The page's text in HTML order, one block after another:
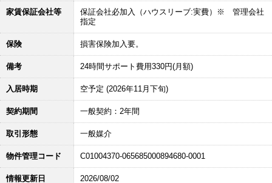
家賃保証会社等
保証会社必加入（ハウスリーブ:実費）※ 管理会社
指定
保険 損害保険加入要。
備考 24時間サポート費用330円(月額)
入居時期 空予定 (2026年11月下旬)
契約期間 一般契約：2年間
取引形態 一般媒介
物件管理コード C01004370-065685000894680-0001
情報更新日 2026/08/02